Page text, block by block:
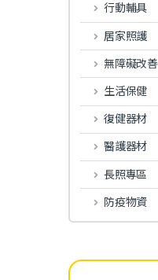
行動輔具
居家照護
無障礙改善
生活保健
復健器材
醫護器材
長照專區
防疫物資